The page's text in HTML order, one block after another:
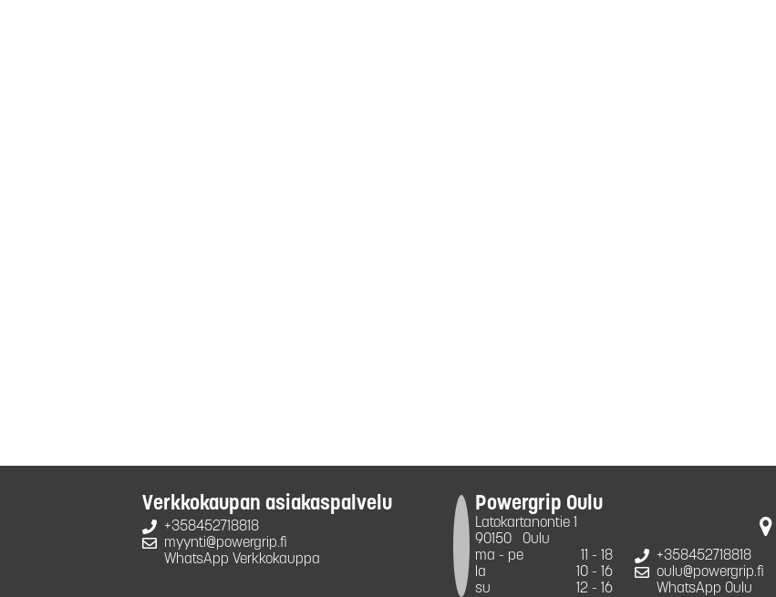
Verkkokaupan asiakaspalvelu
+358452718818
myynti@powergrip.fi
WhatsApp Verkkokauppa
Powergrip Oulu
Latokartanontie 1
90150
Oulu
ma - pe
11 - 18
la
10 - 16
su
12 - 16
+358452718818
oulu@powergrip.fi
WhatsApp Oulu